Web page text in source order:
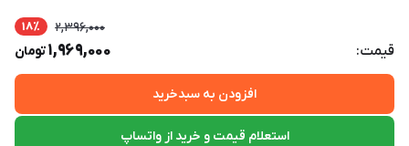
قیمت:
2,396,000 18٪
1,969,000تومان
افزودن به سبدخرید
استعلام قیمت و خرید از واتساپ